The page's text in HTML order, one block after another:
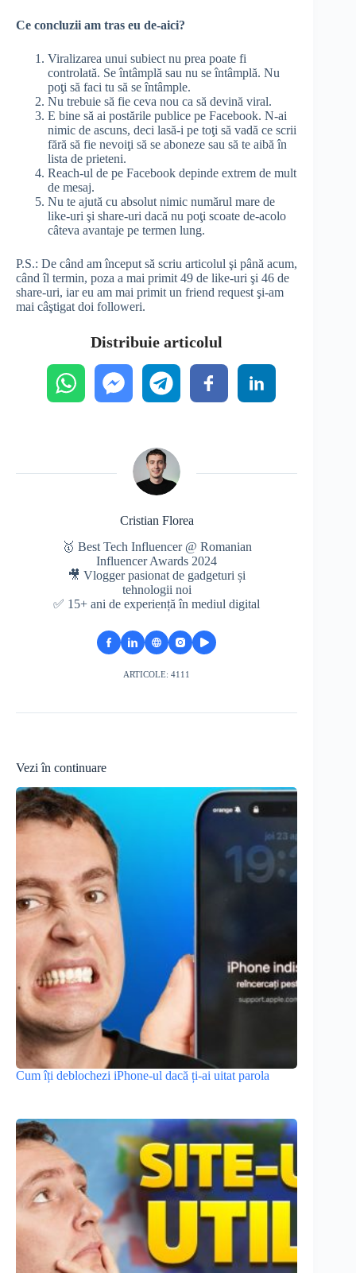
Ce concluzii am tras eu de-aici?
Viralizarea unui subiect nu prea poate fi
controlată. Se întâmplă sau nu se întâmplă. Nu
poţi să faci tu să se întâmple.
Nu trebuie să fie ceva nou ca să devină viral.
E bine să ai postările publice pe Facebook. N-ai
nimic de ascuns, deci lasă-i pe toţi să vadă ce scrii
fără să fie nevoiţi să se aboneze sau să te aibă în
lista de prieteni.
Reach-ul de pe Facebook depinde extrem de mult
de mesaj.
Nu te ajută cu absolut nimic numărul mare de
like-uri şi share-uri dacă nu poţi scoate de-acolo
câteva avantaje pe termen lung.
P.S.: De când am început să scriu articolul şi până acum,
când îl termin, poza a mai primit 49 de like-uri şi 46 de
share-uri, iar eu am mai primit un friend request şi-am
mai câştigat doi followeri.
Distribuie articolul
Cristian Florea
🥇 Best Tech Influencer @ Romanian
Influencer Awards 2024
🎥 Vlogger pasionat de gadgeturi și
tehnologii noi
✅ 15+ ani de experiență în mediul digital
ARTICOLE: 4111
Vezi în continuare
Cum îți deblochezi iPhone-ul dacă ți-ai uitat parola